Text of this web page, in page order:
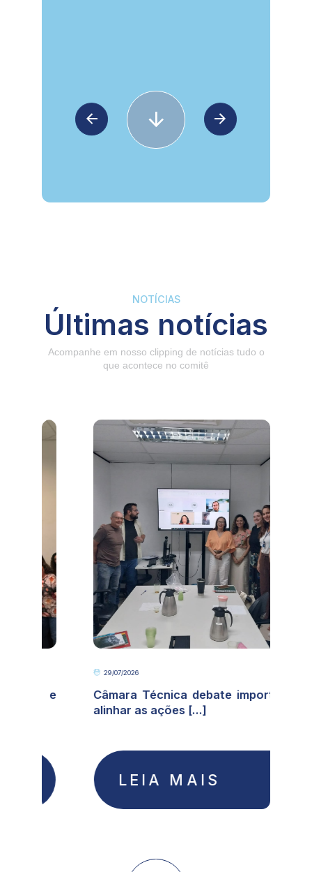
NOTÍCIAS
Últimas notícias
Acompanhe em nosso clipping de notícias tudo o
que acontece no comitê
Câmara Técnica debate importância de
alinhar as ações [...]
LEIA MAIS